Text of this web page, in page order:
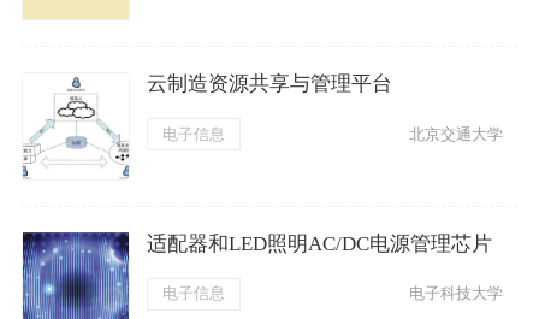
云制造资源共享与管理平台
电子信息 北京交通大学
适配器和LED照明AC/DC电源管理芯片
电子信息 电子科技大学